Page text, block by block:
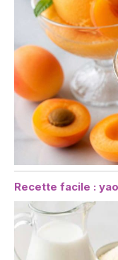
Recette facile :